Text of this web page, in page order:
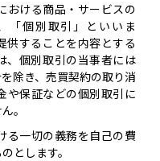
おける商品・サービスの
「個別取引」といいま
供することを内容とする
、個別取引の当事者には
除き、売買契約の取り消
や保証などの個別取引に
。
る一切の義務を自己の費
とします。